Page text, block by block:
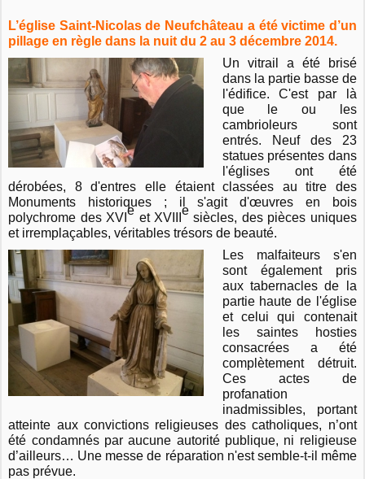
L’église Saint-Nicolas de Neufchâteau a été victime d’un
pillage en règle dans la nuit du 2 au 3 décembre 2014.
Un vitrail a été brisé
dans la partie basse de
l'édifice. C'est par là
que le ou les
cambrioleurs sont
entrés. Neuf des 23
statues présentes dans
l'églises ont été
dérobées, 8 d'entres elle étaient classées au titre des
Monuments historiques ; il s'agit d'œuvres en bois
polychrome des XVI e et XVIII e siècles, des pièces uniques
et irremplaçables, véritables trésors de beauté.
Les malfaiteurs s'en
sont également pris
aux tabernacles de la
partie haute de l'église
et celui qui contenait
les saintes hosties
consacrées a été
complètement détruit.
Ces actes de
profanation
inadmissibles, portant
atteinte aux convictions religieuses des catholiques, n’ont
été condamnés par aucune autorité publique, ni religieuse
d’ailleurs… Une messe de réparation n'est semble-t-il même
pas prévue.